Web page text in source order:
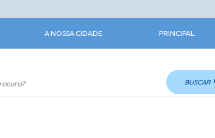
A NOSSA CIDADE PRINCIPAL
BUSCAR